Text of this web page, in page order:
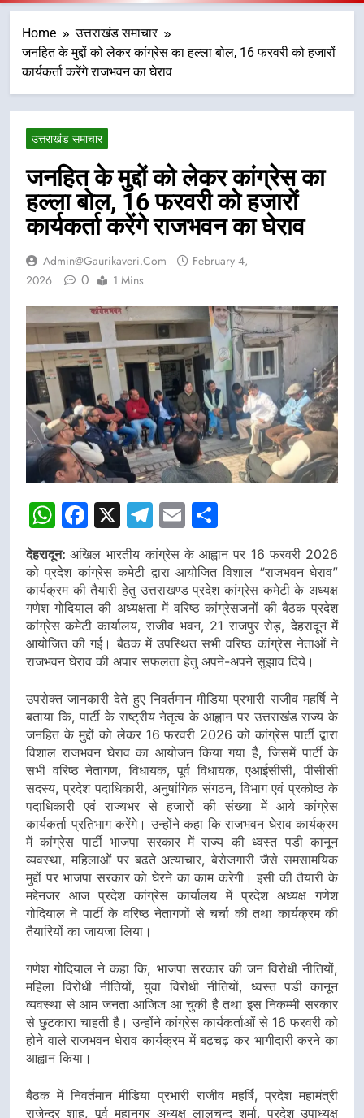
Home
उत्तराखंड समाचार
जनहित के मुद्दों को लेकर कांग्रेस का हल्ला बोल, 16 फरवरी को हजारों
कार्यकर्ता करेंगे राजभवन का घेराव
उत्तराखंड समाचार
जनहित के मुद्दों को लेकर कांग्रेस का
हल्ला बोल, 16 फरवरी को हजारों
कार्यकर्ता करेंगे राजभवन का घेराव
Admin@gaurikaveri.com
February 4,
2026
0 1 Mins
WhatsApp
Facebook
X Telegram
Email
देहरादून:अखिल भारतीय कांग्रेस के आह्वान पर 16 फरवरी 2026
को प्रदेश कांग्रेस कमेटी द्वारा आयोजित विशाल “राजभवन घेराव”
कार्यक्रम की तैयारी हेतु उत्तराखण्ड प्रदेश कांग्रेस कमेटी के अध्यक्ष
गणेश गोदियाल की अध्यक्षता में वरिष्ठ कांग्रेसजनों की बैठक प्रदेश
कांग्रेस कमेटी कार्यालय, राजीव भवन, 21 राजपुर रोड़, देहरादून में
आयोजित की गई। बैठक में उपस्थित सभी वरिष्ठ कांग्रेस नेताओं ने
राजभवन घेराव की अपार सफलता हेतु अपने-अपने सुझाव दिये।
उपरोक्त जानकारी देते हुए निवर्तमान मीडिया प्रभारी राजीव महर्षि ने
बताया कि, पार्टी के राष्ट्रीय नेतृत्व के आह्वान पर उत्तराखंड राज्य के
जनहित के मुद्दों को लेकर 16 फरवरी 2026 को कांग्रेस पार्टी द्वारा
विशाल राजभवन घेराव का आयोजन किया गया है, जिसमें पार्टी के
सभी वरिष्ठ नेतागण, विधायक, पूर्व विधायक, एआईसीसी, पीसीसी
सदस्य, प्रदेश पदाधिकारी, अनुषांगिक संगठन, विभाग एवं प्रकोष्ठ के
पदाधिकारी एवं राज्यभर से हजारों की संख्या में आये कांग्रेस
कार्यकर्ता प्रतिभाग करेंगे। उन्होंने कहा कि राजभवन घेराव कार्यक्रम
में कांग्रेस पार्टी भाजपा सरकार में राज्य की ध्वस्त पडी कानून
व्यवस्था, महिलाओं पर बढते अत्याचार, बेरोजगारी जैसे समसामयिक
मुद्दों पर भाजपा सरकार को घेरने का काम करेगी। इसी की तैयारी के
मद्देनजर आज प्रदेश कांग्रेस कार्यालय में प्रदेश अध्यक्ष गणेश
गोदियाल ने पार्टी के वरिष्ठ नेतागणों से चर्चा की तथा कार्यक्रम की
तैयारियों का जायजा लिया।
गणेश गोदियाल ने कहा कि, भाजपा सरकार की जन विरोधी नीतियों,
महिला विरोधी नीतियों, युवा विरोधी नीतियों, ध्वस्त पडी कानून
व्यवस्था से आम जनता आजिज आ चुकी है तथा इस निकम्मी सरकार
से छुटकारा चाहती है। उन्होंने कांग्रेस कार्यकर्ताओं से 16 फरवरी को
होने वाले राजभवन घेराव कार्यक्रम में बढ़चढ़ कर भागीदारी करने का
आह्वान किया।
बैठक में निवर्तमान मीडिया प्रभारी राजीव महर्षि, प्रदेश महामंत्री
राजेन्द्र शाह, पूर्व महानगर अध्यक्ष लालचन्द शर्मा, प्रदेश उपाध्यक्ष